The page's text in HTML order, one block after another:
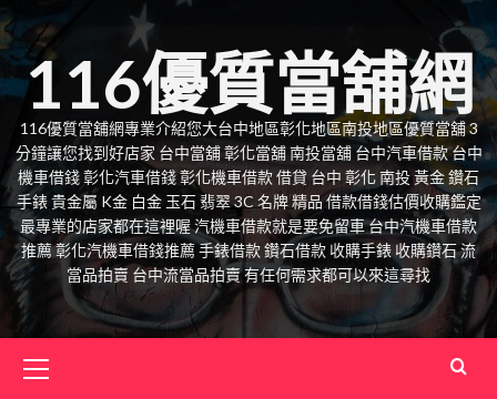
to
content116優質當舖網
116優質當舖網專業介紹您大台中地區彰化地區南投地區優質當舖 3
分鐘讓您找到好店家 台中當舖 彰化當舖 南投當舖 台中汽車借款 台中
機車借錢 彰化汽車借錢 彰化機車借款 借貸 台中 彰化 南投 黃金 鑽石
手錶 貴金屬 K金 白金 玉石 翡翠 3C 名牌 精品 借款借錢估價收購鑑定
最專業的店家都在這裡喔 汽機車借款就是要免留車 台中汽機車借款
推薦 彰化汽機車借錢推薦 手錶借款 鑽石借款 收購手錶 收購鑽石 流
當品拍賣 台中流當品拍賣 有任何需求都可以來這尋找
Menu